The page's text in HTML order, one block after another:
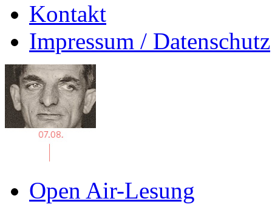
Kontakt
Impressum / Datenschutz
Open Air-Lesung